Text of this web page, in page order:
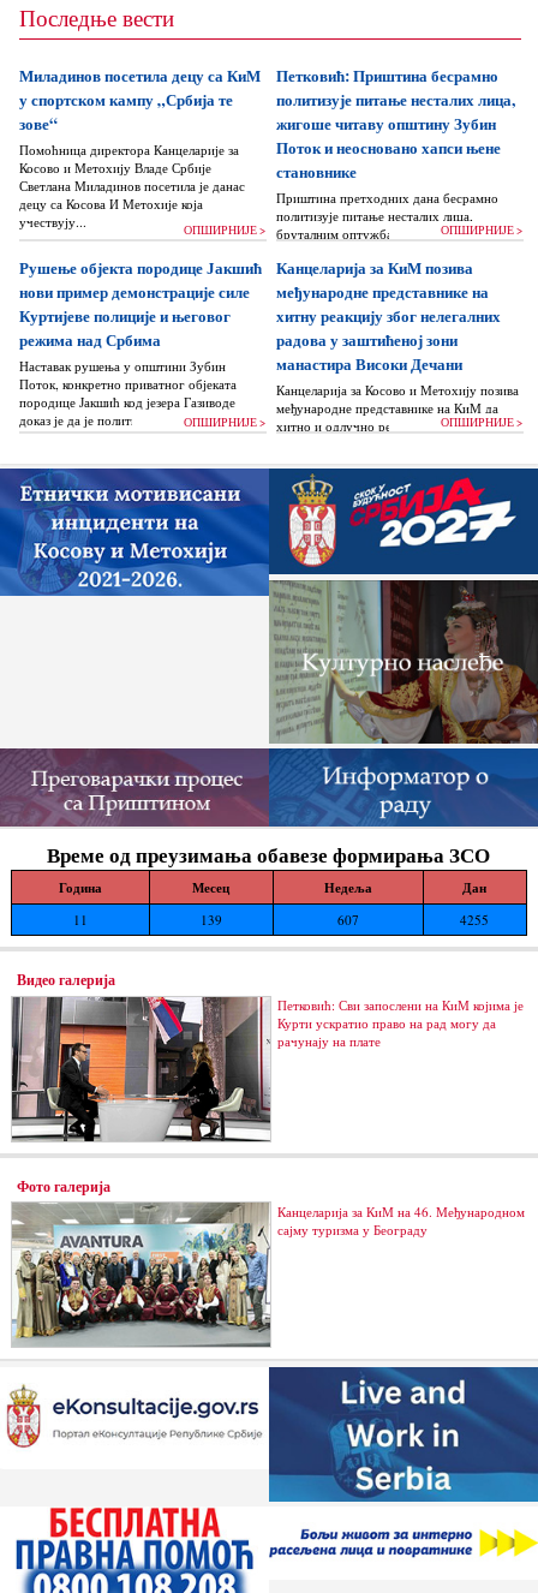
Последње вести
Миладинов посетила децу са КиМ
у спортском кампу „Србија те
зове“
Помоћница директора Канцеларије за
Косово и Метохију Владе Србије
Светлана Миладинов посетила је данас
децу са Косова И Метохије која
учествују...
ОПШИРНИЈЕ >
Петковић: Приштина бесрамно
политизује питање несталих лица,
жигоше читаву општину Зубин
Поток и неосновано хапси њене
становнике
Приштина претходних дана бесрамно
политизује питање несталих лица,
бруталним оптужбама на рачун Београда
жигоше...
ОПШИРНИЈЕ >
Рушење објекта породице Јакшић
нови пример демонстрације силе
Куртијеве полиције и његовог
режима над Србима
Наставак рушења у општини Зубин
Поток, конкретно приватног објеката
породице Јакшић код језера Газиводе
доказ је да је политика Аљбина Куртија...
ОПШИРНИЈЕ >
Канцеларија за КиМ позива
међународне представнике на
хитну реакцију због нелегалних
радова у заштићеној зони
манастира Високи Дечани
Канцеларија за Косово и Метохију позива
међународне представнике на КиМ да
хитно и одлучно реагују и да без
нелегалних грађевинских...
ОПШИРНИЈЕ >
Време од преузимања обавезе формирања ЗСО
Година Месец Недеља Дан
11 139 607 4255
Видео галерија
Петковић: Сви запослени на КиМ којима је
Курти ускратио право на рад могу да
рачунају на плате
Фото галерија
Канцеларија за КиМ на 46. Међународном
сајму туризма у Београду